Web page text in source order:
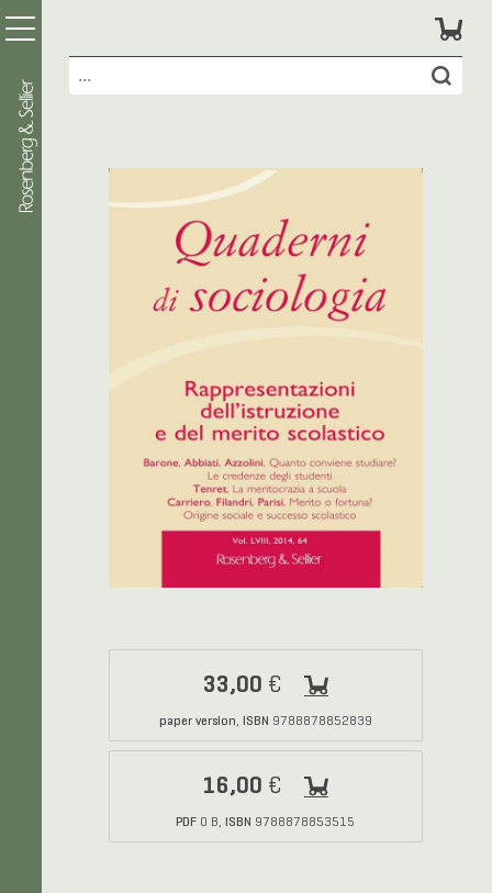
33,00 €
paper version, ISBN 9788878852839
16,00 €
PDF 0 B,ISBN 9788878853515